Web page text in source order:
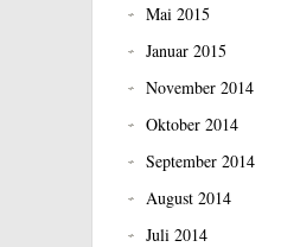
Mai 2015
Januar 2015
November 2014
Oktober 2014
September 2014
August 2014
Juli 2014